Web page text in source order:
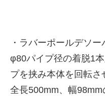
内
・ラバーポールデソー
φ80パイプ径の着脱1
プを挟み本体を回転さ
全長500mm、幅